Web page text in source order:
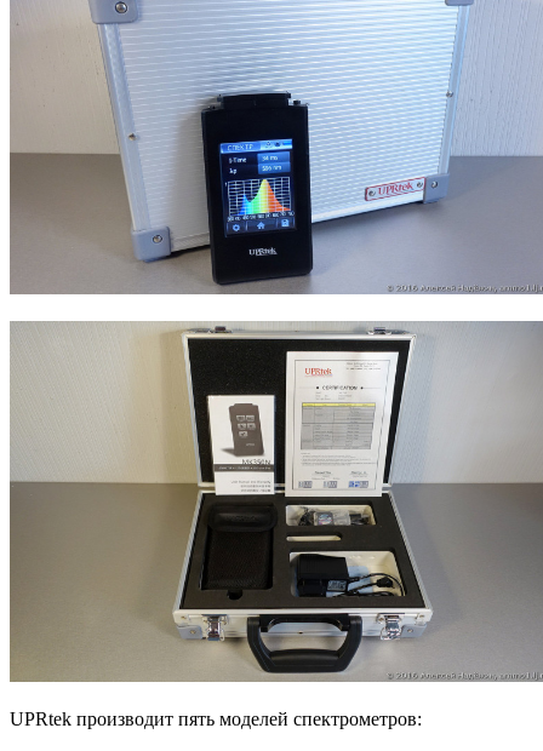
UPRtek производит пять моделей спектрометров: